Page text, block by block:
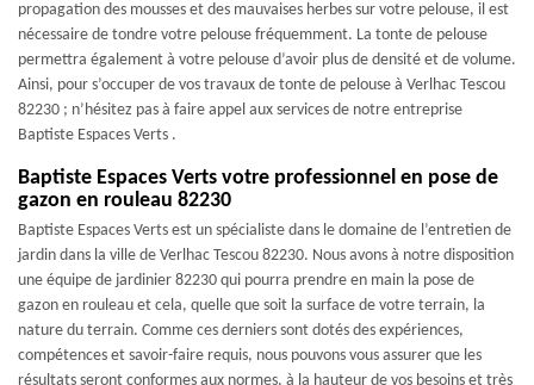
propagation des mousses et des mauvaises herbes sur votre pelouse, il est
nécessaire de tondre votre pelouse fréquemment. La tonte de pelouse
permettra également à votre pelouse d’avoir plus de densité et de volume.
Ainsi, pour s’occuper de vos travaux de tonte de pelouse à Verlhac Tescou
82230 ; n’hésitez pas à faire appel aux services de notre entreprise
Baptiste Espaces Verts .
Baptiste Espaces Verts votre professionnel en pose de
gazon en rouleau 82230
Baptiste Espaces Verts est un spécialiste dans le domaine de l’entretien de
jardin dans la ville de Verlhac Tescou 82230. Nous avons à notre disposition
une équipe de jardinier 82230 qui pourra prendre en main la pose de
gazon en rouleau et cela, quelle que soit la surface de votre terrain, la
nature du terrain. Comme ces derniers sont dotés des expériences,
compétences et savoir-faire requis, nous pouvons vous assurer que les
résultats seront conformes aux normes, à la hauteur de vos besoins et très